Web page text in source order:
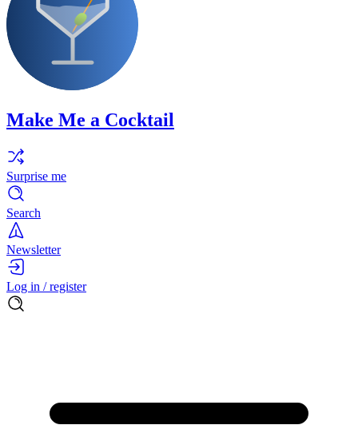
Make Me a Cocktail
Surprise me
Search
Newsletter
Log in / register